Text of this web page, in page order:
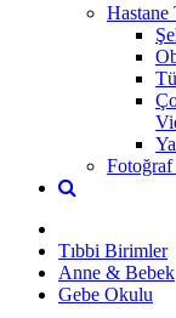
Hastane
Tıbbi Birimler
Anne & Bebek
Gebe Okulu